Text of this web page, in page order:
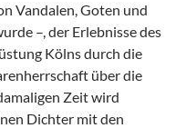
Vandalen, Goten und
–, der Erlebnisse des
Kölns durch die
über die
Zeit wird
Dichter mit den